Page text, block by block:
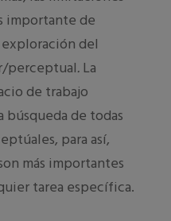
importante de
del
perceptual.La
de trabajo
de todas
para así,
más importantes
tarea específica.